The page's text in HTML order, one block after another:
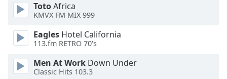
dialog
window.
Escape
and
close
TotoAfrica
KMVX FM MIX 999
Eagles Hotel California
113.fm RETRO 70's
Men At Work Down Under
Classic Hits 103.3